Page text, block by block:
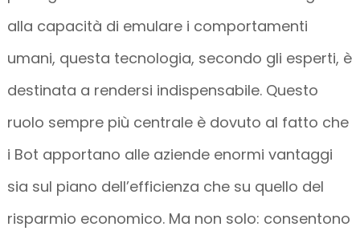
alla capacità di emulare i comportamenti
umani, questa tecnologia, secondo gli esperti, è
destinata a rendersi indispensabile. Questo
ruolo sempre più centrale è dovuto al fatto che
i Bot apportano alle aziende enormi vantaggi
sia sul piano dell’efficienza che su quello del
risparmio economico. Ma non solo: consentono